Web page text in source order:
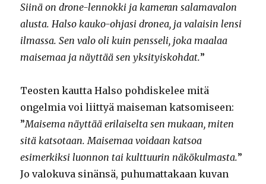
Siinä on drone-lennokki ja kameran salamavalon
alusta. Halso kauko-ohjasi dronea, ja valaisin lensi
ilmassa. Sen valo oli kuin pensseli, joka maalaa
maisemaa ja näyttää sen yksityiskohdat.”
Teosten kautta Halso pohdiskelee mitä
ongelmia voi liittyä maiseman katsomiseen:
”Maisema näyttää erilaiselta sen mukaan, miten
sitä katsotaan. Maisemaa voidaan katsoa
esimerkiksi luonnon tai kulttuurin näkökulmasta.”
Jo valokuva sinänsä, puhumattakaan kuvan